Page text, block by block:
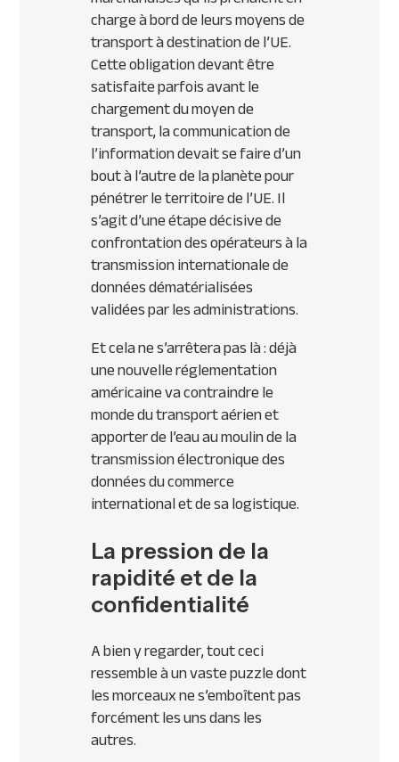
charge à bord de leurs moyens de
transport à destination de l’UE.
Cette obligation devant être
satisfaite parfois avant le
chargement du moyen de
transport, la communication de
l’information devait se faire d’un
bout à l’autre de la planète pour
pénétrer le territoire de l’UE. Il
s’agit d’une étape décisive de
confrontation des opérateurs à la
transmission internationale de
données dématérialisées
validées par les administrations.
Et cela ne s’arrêtera pas là : déjà
une nouvelle réglementation
américaine va contraindre le
monde du transport aérien et
apporter de l’eau au moulin de la
transmission électronique des
données du commerce
international et de sa logistique.
La pression de la
rapidité et de la
confidentialité
A bien y regarder, tout ceci
ressemble à un vaste puzzle dont
les morceaux ne s’emboîtent pas
forcément les uns dans les
autres.